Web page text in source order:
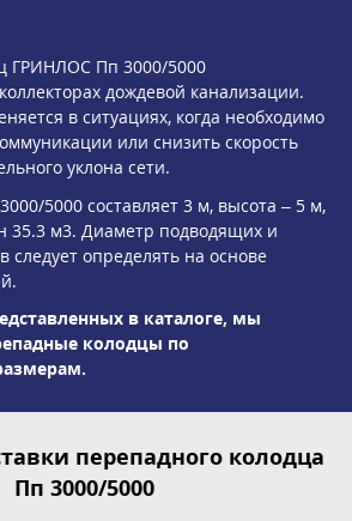
ГРИНЛОС Пп 3000/5000
дождевой канализации.
в ситуациях, когда необходимо
или снизить скорость
уклона сети.
5000 составляет 3 м, высота – 5 м,
35.3 м3. Диаметр подводящих и
следует определять на основе
в каталоге, мы
колодцы по
перепадного колодца
Пп 3000/5000